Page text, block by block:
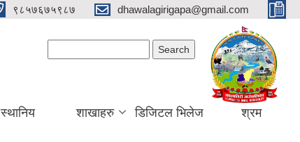
९८५७६७५९८७ dhawalagirigapa@gmail.com
स्थानिय शाखाहरु डिजिटल भिलेज श्रम